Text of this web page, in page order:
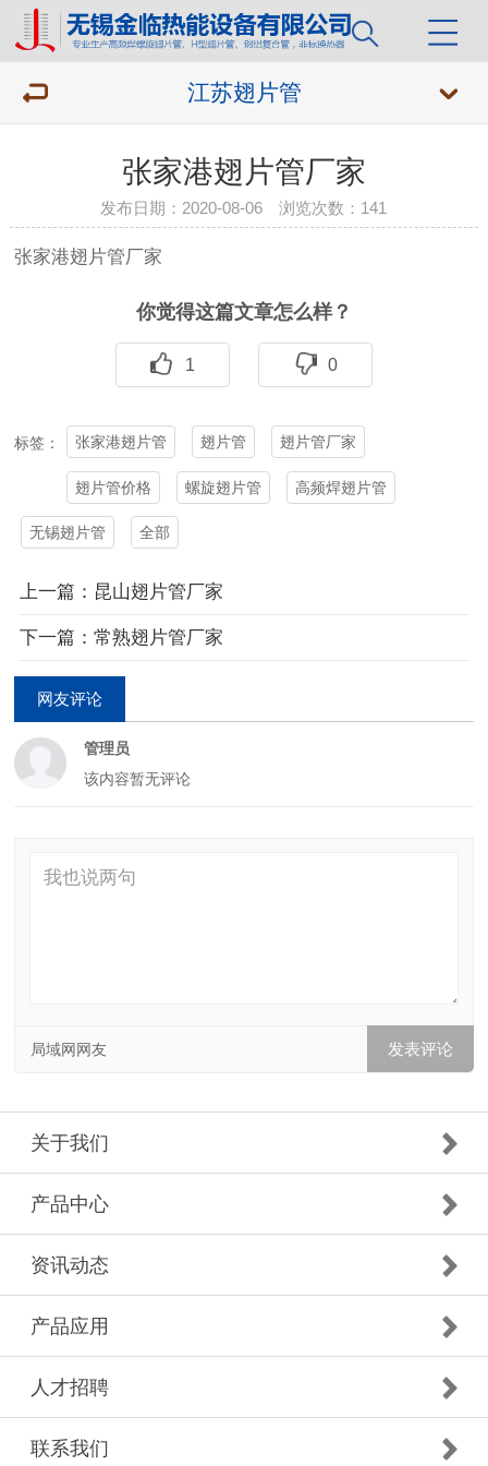
江苏翅片管
张家港翅片管厂家
发布日期：2020-08-06 浏览次数： 141
张家港翅片管厂家
你觉得这篇文章怎么样？
1 0
标签： 张家港翅片管 翅片管 翅片管厂家
翅片管价格 螺旋翅片管 高频焊翅片管
无锡翅片管 全部
上一篇：昆山翅片管厂家
下一篇：常熟翅片管厂家
网友评论
管理员
该内容暂无评论
局域网网友
关于我们
产品中心
资讯动态
产品应用
人才招聘
联系我们